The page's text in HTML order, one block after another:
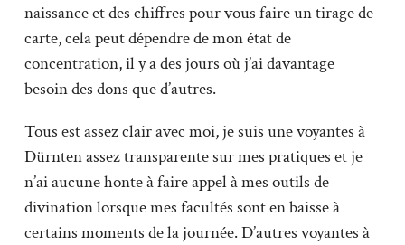
naissance et des chiffres pour vous faire un tirage de
carte, cela peut dépendre de mon état de
concentration, il y a des jours où j’ai davantage
besoin des dons que d’autres.
Tous est assez clair avec moi, je suis une voyantes à
Dürnten assez transparente sur mes pratiques et je
n’ai aucune honte à faire appel à mes outils de
divination lorsque mes facultés sont en baisse à
certains moments de la journée. D’autres voyantes à